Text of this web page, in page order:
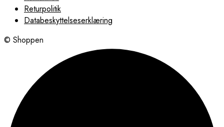
Returpolitik
Databeskyttelseserklæring
© Shoppen